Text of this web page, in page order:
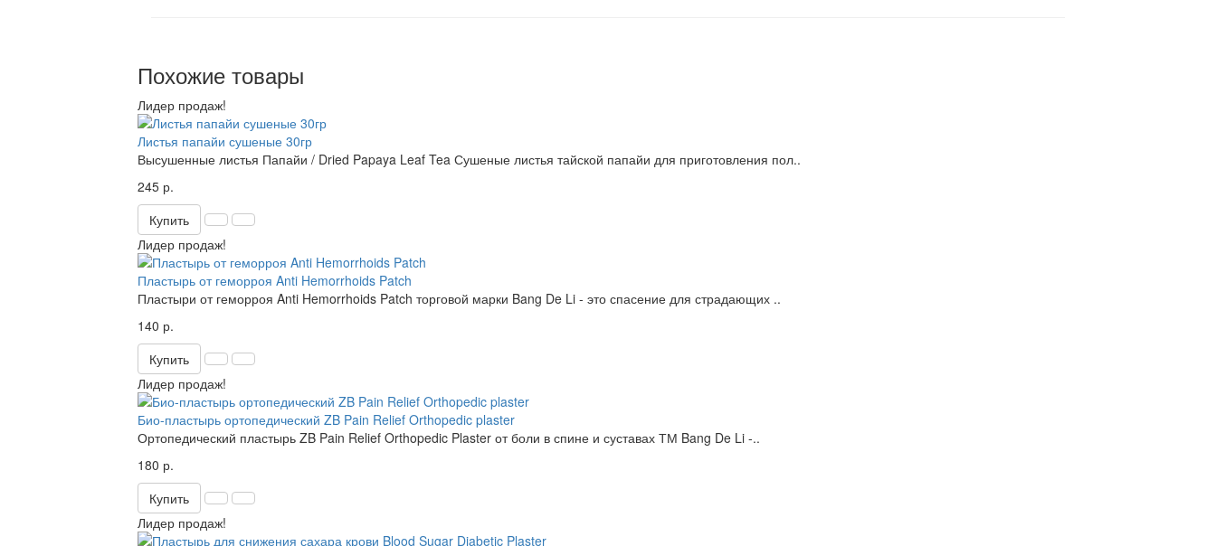
Похожие товары
Лидер продаж!
Листья папайи сушеные 30гр
Высушенные листья Папайи / Dried Papaya Leaf Tea Сушеные листья тайской папайи для приготовления пол..
245 р.
Купить
Лидер продаж!
Пластырь от геморроя Anti Hemorrhoids Patch
Пластыри от геморроя Anti Hemorrhoids Patch торговой марки Bang De Li - это спасение для страдающих ..
140 р.
Купить
Лидер продаж!
Био-пластырь ортопедический ZB Pain Relief Orthopedic plaster
Ортопедический пластырь ZB Pain Relief Orthopedic Plaster от боли в спине и суставах ТМ Bang De Li -..
180 р.
Купить
Лидер продаж!